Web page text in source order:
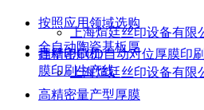
挂壁印刷机
高精密CCD自动对位厚膜印
上海煊廷丝印设备有限
上海煊廷丝印设备有限
按照应用领域选购
全自动陶瓷基板厚
膜印刷生产线
高精密量产型厚膜